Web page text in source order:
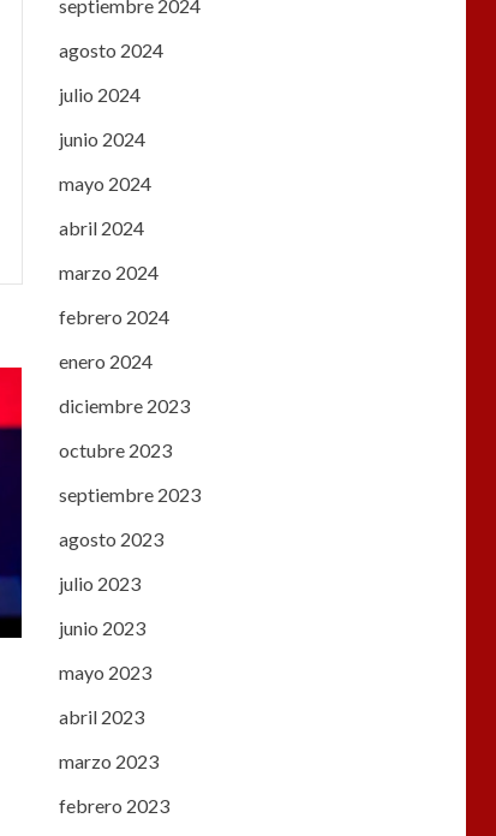
septiembre 2024
agosto 2024
julio 2024
junio 2024
mayo 2024
abril 2024
marzo 2024
febrero 2024
enero 2024
diciembre 2023
octubre 2023
septiembre 2023
agosto 2023
julio 2023
junio 2023
mayo 2023
abril 2023
marzo 2023
febrero 2023